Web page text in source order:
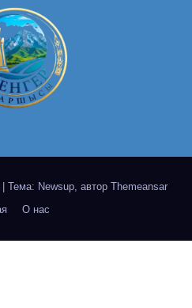
Тема: Newsup, автор Themeansar
О нас